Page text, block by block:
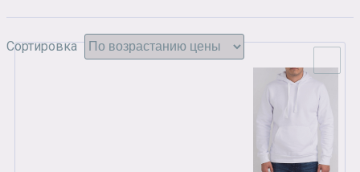
Сортировка